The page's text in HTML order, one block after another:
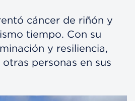
cáncer de riñón y
tiempo. Con su
y resiliencia,
personas en sus